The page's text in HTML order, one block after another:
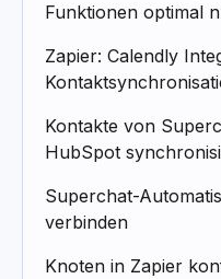
Funktionen optimal
Zapier: Calendly
Kontakte von
HubSpot
Superchat-
verbinden
Knoten in Zapier